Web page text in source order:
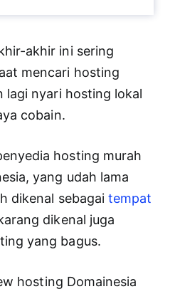
akhir ini sering
mencari hosting
lagi nyari hosting lokal
cobain.
hosting murah
yang udah lama
dikenal sebagai tempat
dikenal juga
yang bagus.
hosting Domainesia